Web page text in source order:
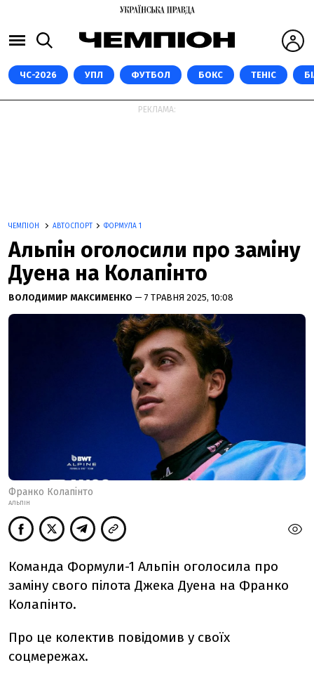
ЧС-2026 УПЛ ФУТБОЛ БОКС ТЕНІС
РЕКЛАМА:
ЧЕМПІОН АВТОСПОРТ ФОРМУЛА 1
Альпін оголосили про заміну
Дуена на Колапінто
ВОЛОДИМИР МАКСИМЕНКО — 7 ТРАВНЯ 2025, 10:08
Франко Колапінто
АЛЬПІН
Команда Формули-1 Альпін оголосила про
заміну свого пілота Джека Дуена на Франко
Колапінто.
Про це колектив повідомив у своїх
соцмережах.